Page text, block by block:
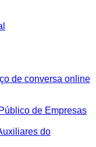
de conversa online
de Empresas
do